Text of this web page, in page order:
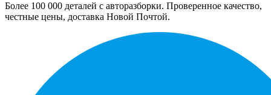
Более 100 000 деталей с авторазборки. Проверенное качество,
честные цены, доставка Новой Почтой.